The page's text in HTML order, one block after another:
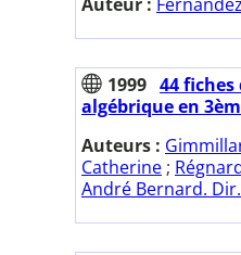
1999 44
algébrique en
Auteurs :
Catherine ;
André Bernard. Dir.